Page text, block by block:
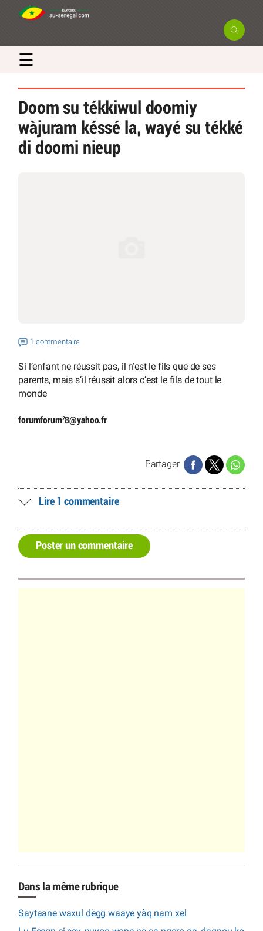
☰
Doom su tékkiwul doomiy
wàjuram késsé la, wayé su tékké
di doomi nieup
1 commentaire
Si l’enfant ne réussit pas, il n’est le fils que de ses
parents, mais s’il réussit alors c’est le fils de tout le
monde
forumforum28@yahoo.fr
Partager
Lire 1 commentaire
Poster un commentaire
Dans la même rubrique
Saytaane waxul dëgg waaye yàq nam xel